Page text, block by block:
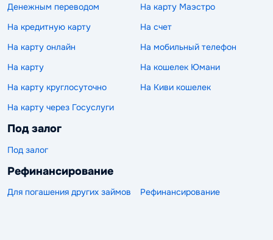
Денежным переводом
На карту Маэстро
На кредитную карту
На счет
На карту онлайн
На мобильный телефон
На карту
На кошелек Юмани
На карту круглосуточно
На Киви кошелек
На карту через Госуслуги
Под залог
Под залог
Рефинансирование
Для погашения других займов Рефинансирование